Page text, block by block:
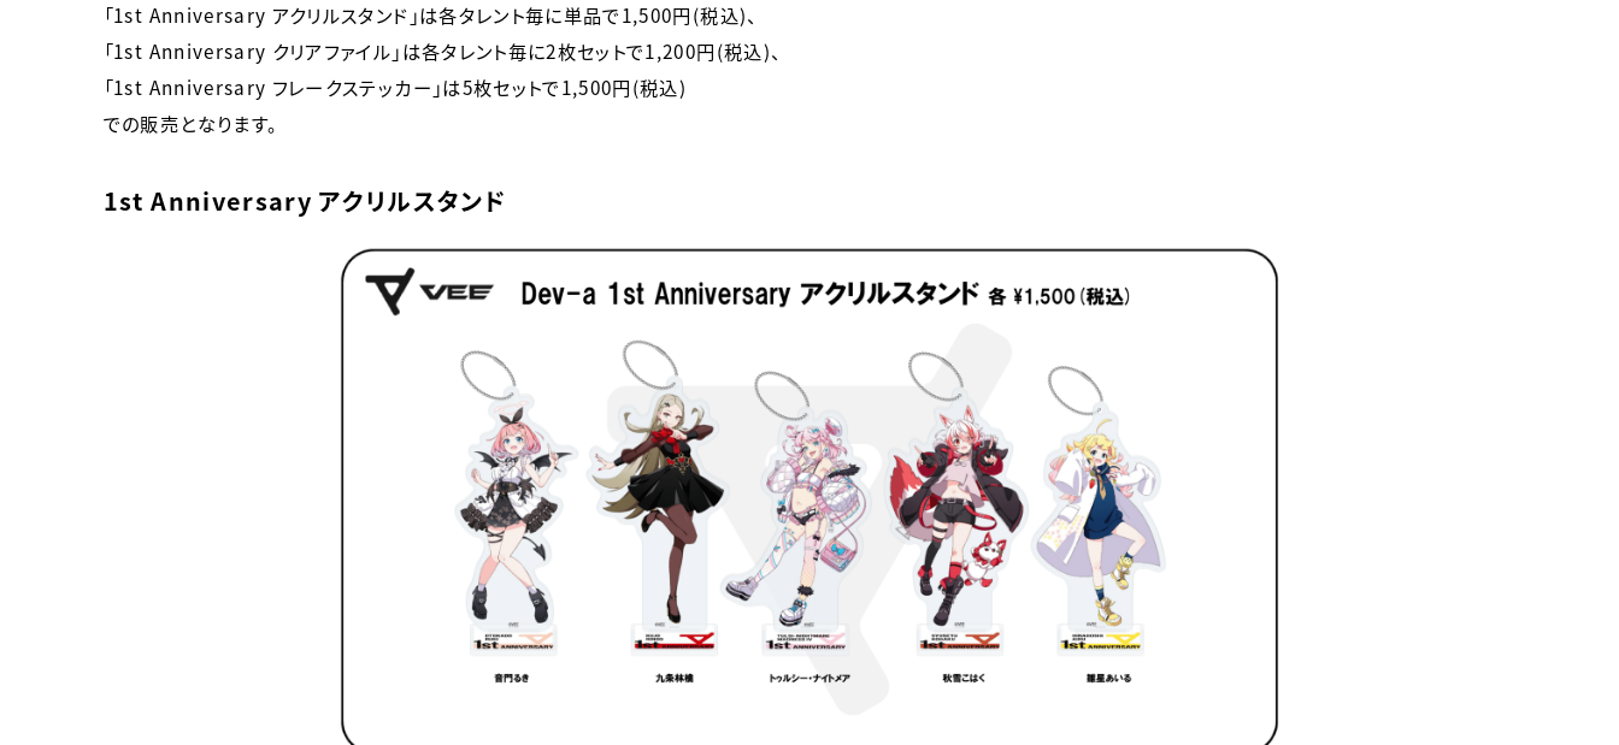
「1st Anniversary アクリルスタンド」は各タレント毎に単品で1,500円(税込)、
「1st Anniversary クリアファイル」は各タレント毎に2枚セットで1,200円(税込)、
「1st Anniversary フレークステッカー」は5枚セットで1,500円(税込)
での販売となります。
1st Anniversary アクリルスタンド